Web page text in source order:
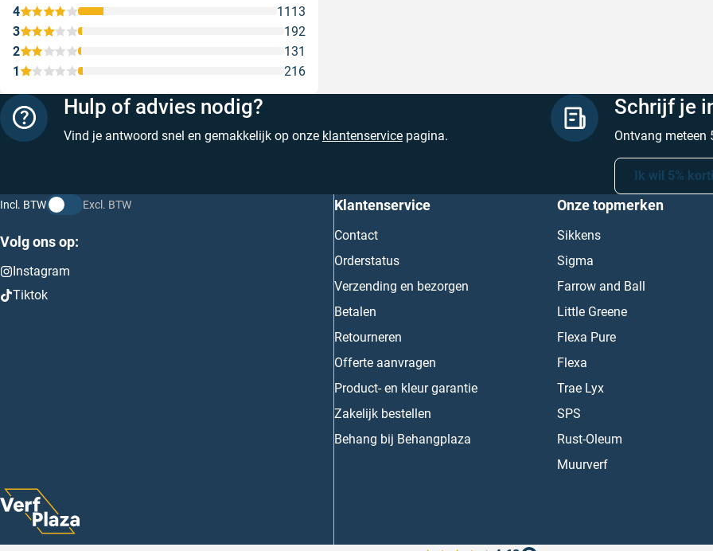
1 216
2 131
3 192
4 1113
Hulp of advies nodig?
Vind je antwoord snel en gemakkelijk op onze klantenservice pagina.
Schrijf je
Ontvang meteen
Ik wil 5%
Incl. BTW Excl. BTW
Volg ons op:
Instagram
Tiktok
Klantenservice
Contact
Orderstatus
Verzending en bezorgen
Betalen
Retourneren
Offerte aanvragen
Product- en kleur garantie
Zakelijk bestellen
Behang bij Behangplaza
Onze topmerken
Sikkens
Sigma
Farrow and Ball
Little Greene
Flexa Pure
Flexa
Trae Lyx
SPS
Rust-Oleum
Muurverf